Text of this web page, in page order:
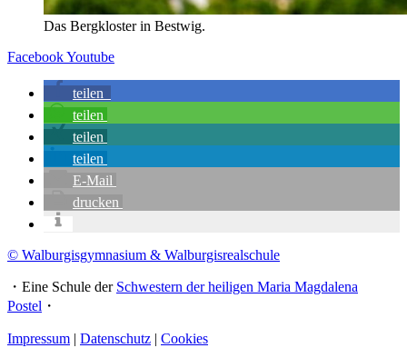
Das Bergkloster in Bestwig.
FacebookYoutube
teilen
teilen
teilen
teilen
E-Mail
drucken
© Walburgisgymnasium & Walburgisrealschule
・Eine Schule der Schwestern der heiligen Maria Magdalena
Postel ・
Impressum | Datenschutz | Cookies